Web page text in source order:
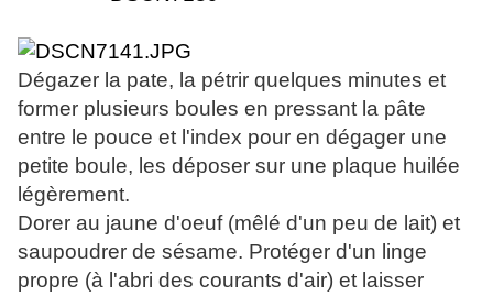
Dégazer la pate, la pétrir quelques minutes et
former plusieurs boules en pressant la pâte
entre le pouce et l'index pour en dégager une
petite boule, les déposer sur une plaque huilée
légèrement.
Dorer au jaune d'oeuf (mêlé d'un peu de lait) et
saupoudrer de sésame. Protéger d'un linge
propre (à l'abri des courants d'air) et laisser